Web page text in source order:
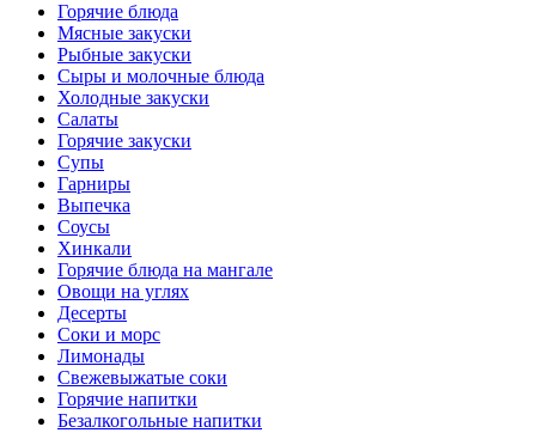
Горячие блюда
Мясные закуски
Рыбные закуски
Сыры и молочные блюда
Холодные закуски
Салаты
Горячие закуски
Супы
Гарниры
Выпечка
Соусы
Хинкали
Горячие блюда на мангале
Овощи на углях
Десерты
Соки и морс
Лимонады
Свежевыжатые соки
Горячие напитки
Безалкогольные напитки